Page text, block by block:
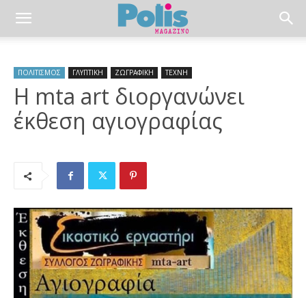
ΠΟΛΙΤΙΣΜΟΣ ΓΛΥΠΤΙΚΗ ΖΩΓΡΑΦΙΚΗ ΤΕΧΝΗ
Η mta art διοργανώνει
έκθεση αγιογραφίας